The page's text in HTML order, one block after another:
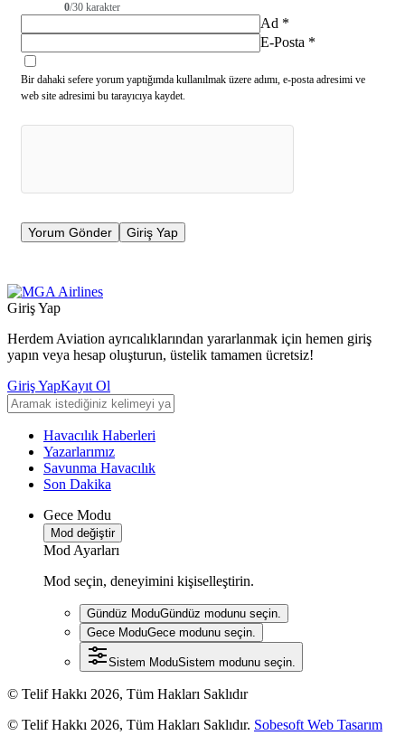
0/30 karakter
Ad *
E-Posta *
Bir dahaki sefere yorum yaptığımda kullanılmak üzere adımı, e-posta adresimi ve
web site adresimi bu tarayıcıya kaydet.
Yorum Gönder Giriş Yap
Giriş Yap
Herdem Aviation ayrıcalıklarından yararlanmak için hemen giriş
yapın veya hesap oluşturun, üstelik tamamen ücretsiz!
Giriş YapKayıt Ol
Havacılık Haberleri
Yazarlarımız
Savunma Havacılık
Son Dakika
Gece Modu
Mod değiştir
Mod Ayarları
Mod seçin, deneyimini kişiselleştirin.
Gündüz ModuGündüz modunu seçin.
Gece ModuGece modunu seçin.
Sistem ModuSistem modunu seçin.
© Telif Hakkı 2026, Tüm Hakları Saklıdır
© Telif Hakkı 2026, Tüm Hakları Saklıdır. Sobesoft Web Tasarım